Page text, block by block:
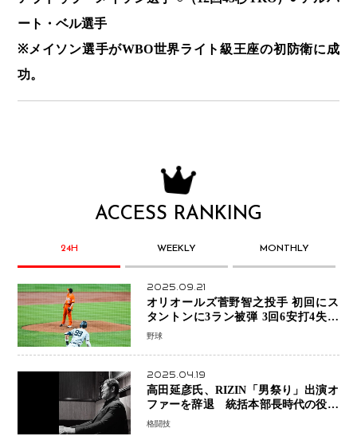
ート・ベル選手
※メイソン選手がWBO世界ライト級王座の初防衛に成
功。
ACCESS RANKING
24H WEEKLY MONTHLY
2025.09.21
オリオールズ菅野智之投手 初回にス
タントンに3ラン被弾 3回6安打4失点
で降板
野球
2025.04.19
高田延彦氏、RIZIN「男祭り」出演オ
ファーを辞退 統括本部長時代の役目
「すでに終えています」と明言
格闘技